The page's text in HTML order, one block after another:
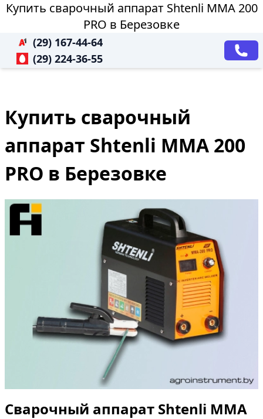
Купить сварочный аппарат Shtenli ММА 200
PRO в Березовке
(29) 167-44-64
(29) 224-36-55
Купить сварочный
аппарат Shtenli ММА 200
PRO в Березовке
Сварочный аппарат Shtenli ММА